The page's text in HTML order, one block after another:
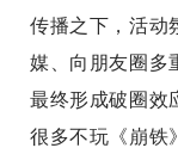
传播之下，活动
媒、向朋友圈多
最终形成破圈效
很多不玩《崩铁